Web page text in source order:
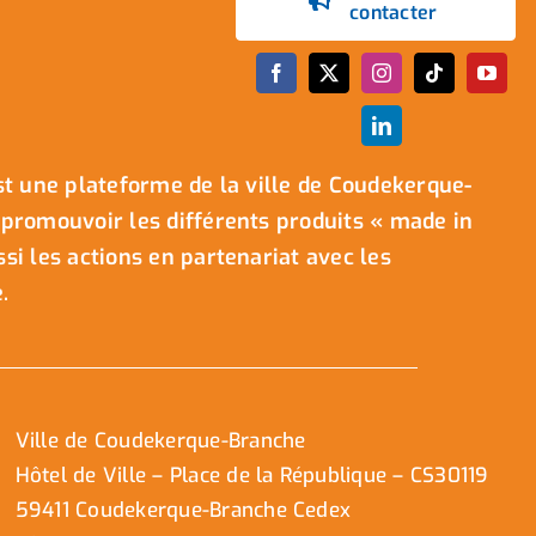
contacter
une plateforme de la ville de Coudekerque-
les différents produits « made in
les actions en partenariat avec les
Ville de Coudekerque-Branche
Hôtel de Ville – Place de la République – CS30119
59411 Coudekerque-Branche Cedex